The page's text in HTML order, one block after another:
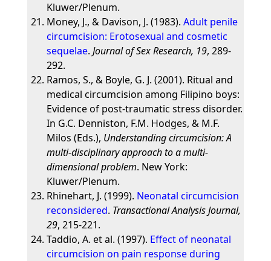
Kluwer/Plenum.
Money, J., & Davison, J. (1983). Adult penile
circumcision: Erotosexual and cosmetic
sequelae. Journal of Sex Research, 19, 289-
292.
Ramos, S., & Boyle, G. J. (2001). Ritual and
medical circumcision among Filipino boys:
Evidence of post-traumatic stress disorder.
In G.C. Denniston, F.M. Hodges, & M.F.
Milos (Eds.), Understanding circumcision: A
multi-disciplinary approach to a multi-
dimensional problem. New York:
Kluwer/Plenum.
Rhinehart, J. (1999). Neonatal circumcision
reconsidered. Transactional Analysis Journal,
29, 215-221.
Taddio, A. et al. (1997). Effect of neonatal
circumcision on pain response during